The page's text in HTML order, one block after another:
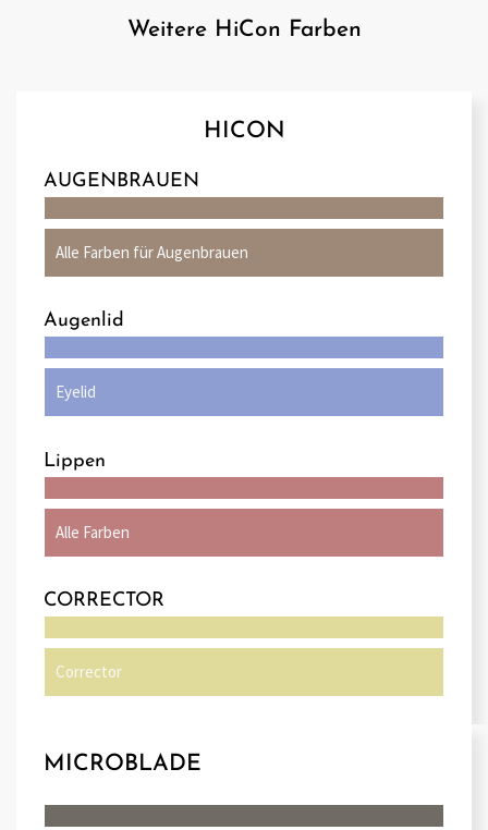
Weitere HiCon Farben
HICON
AUGENBRAUEN
Alle Farben für Augenbrauen
Augenlid
Eyelid
Lippen
Alle Farben
CORRECTOR
Corrector
MICROBLADE